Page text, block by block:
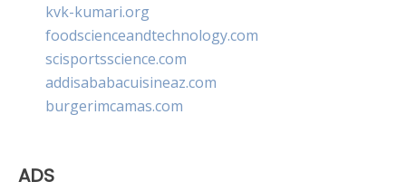
kvk-kumari.org
foodscienceandtechnology.com
scisportsscience.com
addisababacuisineaz.com
burgerimcamas.com
ADS